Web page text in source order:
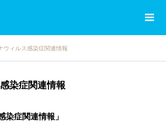
ウィルス感染症関連情報
染症関連情報
染症関連情報」